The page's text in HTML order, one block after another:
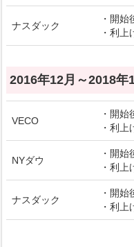
ナスダック
・開
・利
2016年12月～2018
VECO
・開
・利
NYダウ
・開
・利
ナスダック
・開始
・利